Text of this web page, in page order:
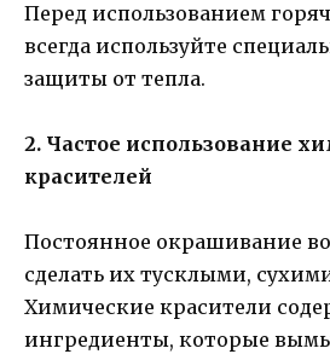
Перед использованием
всегда используйте
защиты от тепла.
2. Частое использование
красителей
Постоянное окрашивание
сделать их тусклыми,
Химические красители
ингредиенты, которые